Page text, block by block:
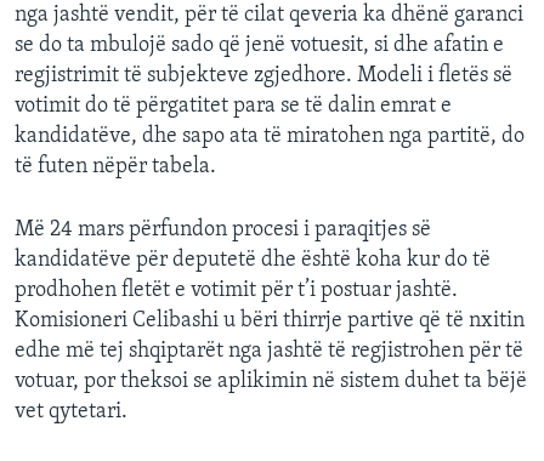
nga jashtë vendit, për të cilat qeveria ka dhënë garanci
se do ta mbulojë sado që jenë votuesit, si dhe afatin e
regjistrimit të subjekteve zgjedhore. Modeli i fletës së
votimit do të përgatitet para se të dalin emrat e
kandidatëve, dhe sapo ata të miratohen nga partitë, do
të futen nëpër tabela.
Më 24 mars përfundon procesi i paraqitjes së
kandidatëve për deputetë dhe është koha kur do të
prodhohen fletët e votimit për t’i postuar jashtë.
Komisioneri Celibashi u bëri thirrje partive që të nxitin
edhe më tej shqiptarët nga jashtë të regjistrohen për të
votuar, por theksoi se aplikimin në sistem duhet ta bëjë
vet qytetari.